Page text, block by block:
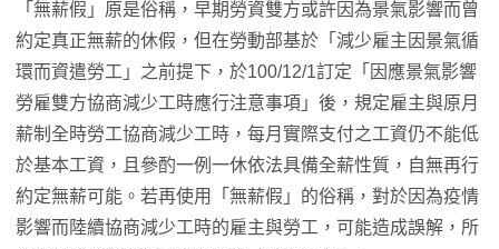
「無薪假」原是俗稱，早期勞資雙方或許因為景氣影響而曾
約定真正無薪的休假，但在勞動部基於「減少雇主因景氣循
環而資遣勞工」之前提下，於100/12/1訂定「因應景氣影響
勞雇雙方協商減少工時應行注意事項」後，規定雇主與原月
薪制全時勞工協商減少工時，每月實際支付之工資仍不能低
於基本工資，且參酌一例一休依法具備全薪性質，自無再行
約定無薪可能。若再使用「無薪假」的俗稱，對於因為疫情
影響而陸續協商減少工時的雇主與勞工，可能造成誤解，所